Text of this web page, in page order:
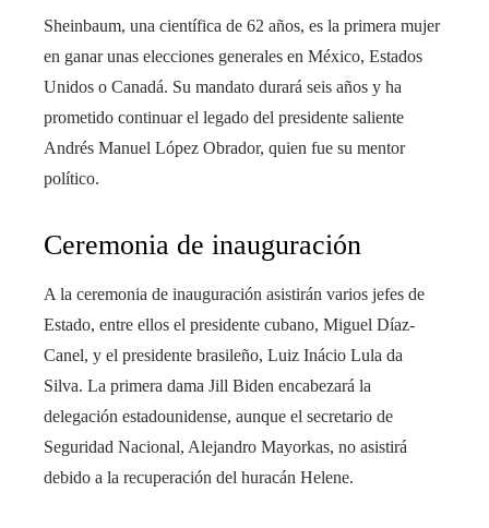
Sheinbaum, una científica de 62 años, es la primera mujer
en ganar unas elecciones generales en México, Estados
Unidos o Canadá. Su mandato durará seis años y ha
prometido continuar el legado del presidente saliente
Andrés Manuel López Obrador, quien fue su mentor
político.
Ceremonia de inauguración
A la ceremonia de inauguración asistirán varios jefes de
Estado, entre ellos el presidente cubano, Miguel Díaz-
Canel, y el presidente brasileño, Luiz Inácio Lula da
Silva. La primera dama Jill Biden encabezará la
delegación estadounidense, aunque el secretario de
Seguridad Nacional, Alejandro Mayorkas, no asistirá
debido a la recuperación del huracán Helene.